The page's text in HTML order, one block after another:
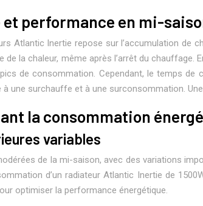
performance en mi-
Atlantic Inertie repose sur l’accumulation
la chaleur, même après l’arrêt du
de consommation. Cependant, le temps
une surchauffe et à une surconsommation.
la consommation
variables
de la mi-saison, avec des variations
d’un radiateur Atlantic Inertie de
optimiser la performance énergétique.